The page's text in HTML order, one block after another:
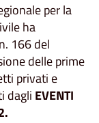
per la
ha
166 del
delle prime
privati e
dagli EVENTI
.